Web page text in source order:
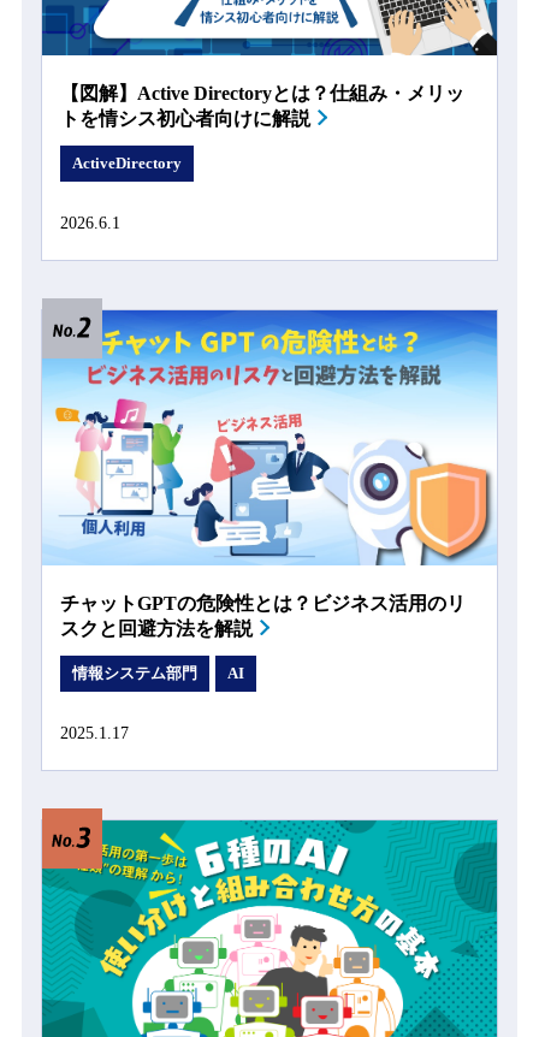
【図解】Active Directoryとは？仕組み・メリッ
トを情シス初心者向けに解説
ActiveDirectory
2026.6.1
チャットGPTの危険性とは？ビジネス活用のリ
スクと回避方法を解説
情報システム部門 AI
2025.1.17